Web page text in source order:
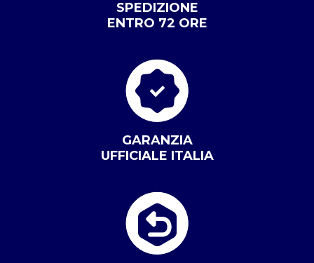
SPEDIZIONE
ENTRO 72 ORE
GARANZIA
UFFICIALE ITALIA